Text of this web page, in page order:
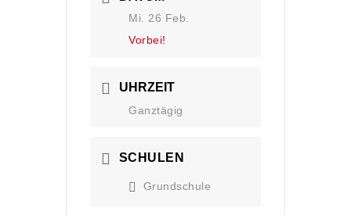
Mi. 26 Feb.
Vorbei!
UHRZEIT
Ganztägig
SCHULEN
Grundschule